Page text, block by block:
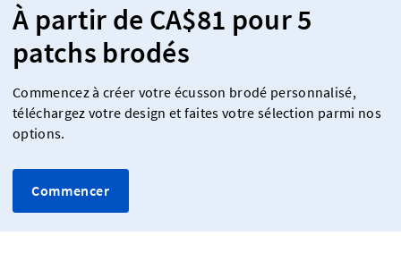
À partir de CA$81 pour 5
patchs brodés
Commencez à créer votre écusson brodé personnalisé,
téléchargez votre design et faites votre sélection parmi nos
options.
Commencer